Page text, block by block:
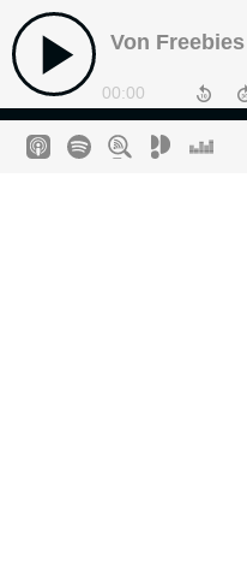
Von
00:00